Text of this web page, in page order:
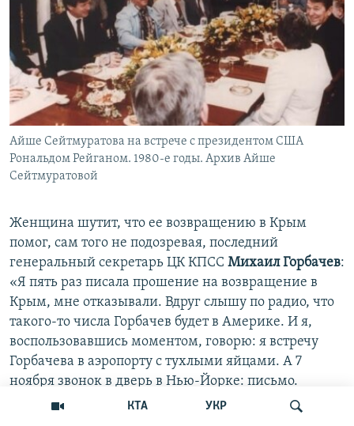
КТА УКР
Айше Сейтмуратова на встрече с президентом США
Рональдом Рейганом. 1980-е годы. Архив Айше
Сейтмуратовой
Женщина шутит, что ее возвращению в Крым
помог, сам того не подозревая, последний
генеральный секретарь ЦК КПСС Михаил Горбачев:
«Я пять раз писала прошение на возвращение в
Крым, мне отказывали. Вдруг слышу по радио, что
такого-то числа Горбачев будет в Америке. И я,
воспользовавшись моментом, говорю: я встречу
Горбачева в аэропорту с тухлыми яйцами. А 7
ноября звонок в дверь в Нью-Йорке: письмо.
Читаю: «Вам разрешен въезд в СССР».